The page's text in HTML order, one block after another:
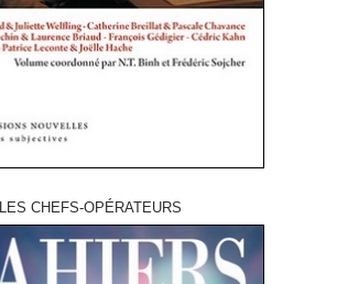
LES CHEFS-OPÉRATEURS